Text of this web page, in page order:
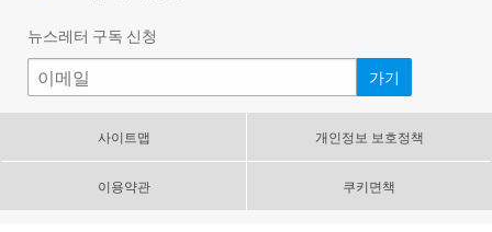
뉴스레터 구독 신청
사이트맵 개인정보 보호정책
이용약관 쿠키면책